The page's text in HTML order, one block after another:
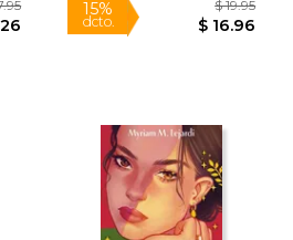
$ 21.95 15%